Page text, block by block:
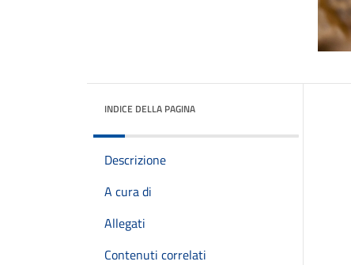
INDICE DELLA PAGINA
Descrizione
A cura di
Allegati
Contenuti correlati